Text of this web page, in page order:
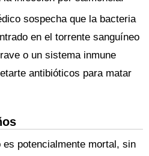
sospecha que la bacteria
en el torrente sanguíneo
o un sistema inmune
antibióticos para matar
potencialmente mortal, sin